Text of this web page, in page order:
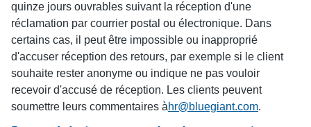
quinze jours ouvrables suivant la réception d'une
réclamation par courrier postal ou électronique. Dans
certains cas, il peut être impossible ou inapproprié
d'accuser réception des retours, par exemple si le client
souhaite rester anonyme ou indique ne pas vouloir
recevoir d'accusé de réception. Les clients peuvent
soumettre leurs commentaires àhr@bluegiant.com.